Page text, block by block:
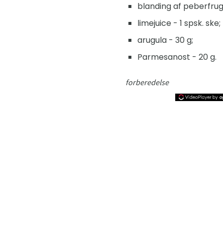
blanding af
limejuice - 1 spsk. ske;
arugula - 30 g;
Parmesanost - 20 g.
forberedelse